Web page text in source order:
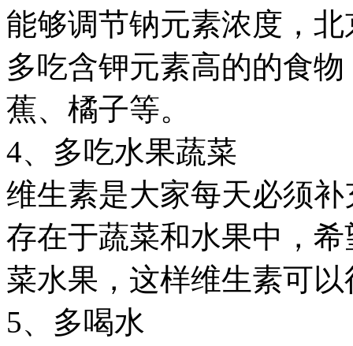
能够调节钠元素浓度，
多吃含钾元素高的的食
蕉、橘子等。
4、多吃水果蔬菜
维生素是大家每天必须
存在于蔬菜和水果中，
菜水果，这样维生素可
5、多喝水